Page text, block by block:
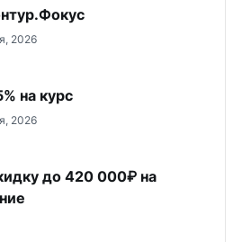
2026
на курс
2026
до 420 000₽ на